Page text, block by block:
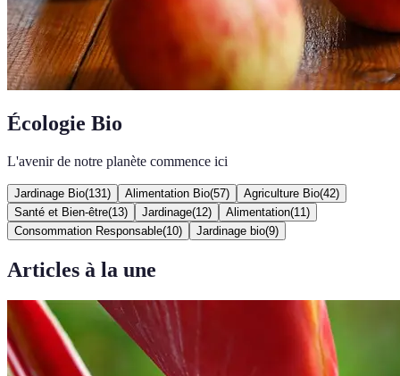
Écologie Bio
L'avenir de notre planète commence ici
Jardinage Bio(131 ) Alimentation Bio(57) Agriculture Bio(42)
Santé et Bien-être(13) Jardinage(12) Alimentation(11 )
Consommation Responsable(10) Jardinage bio(9)
Articles à la une